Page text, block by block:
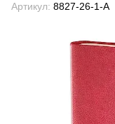
Артикул: 8827-26-1-A